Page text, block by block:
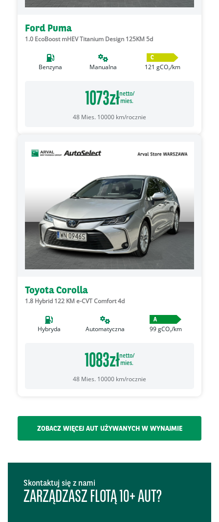
Ford Puma
1.0 EcoBoost mHEV Titanium Design 125KM 5d
Benzyna Manualna
C
121 gCO₂/km
1073złnetto/
mies.
48 Mies. 10000 km/rocznie
Toyota Corolla
1.8 Hybrid 122 KM e-CVT Comfort 4d
Hybryda Automatyczna
A
99gCO₂/km
1083złnetto/
mies.
48 Mies. 10000 km/rocznie
ZOBACZ WIĘCEJ AUT UŻYWANYCH W WYNAJMIE
Skontaktuj się z nami
ZARZĄDZASZ FLOTĄ 10+ AUT?